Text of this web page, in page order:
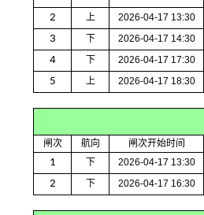
2 上 2026-04-17 13:30
3 下 2026-04-17 14:30
4 下 2026-04-17 17:30
5 上 2026-04-17 18:30
闸次 航向 闸次开始时间
1 下 2026-04-17 13:30
2 下 2026-04-17 16:30